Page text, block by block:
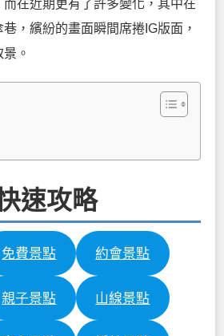
在近期更有了許多變化，其中在
，繽紛的畫面瞬間席捲IG版面，
。
速攻略
免費景點 約會景點
親子景點 山線景點